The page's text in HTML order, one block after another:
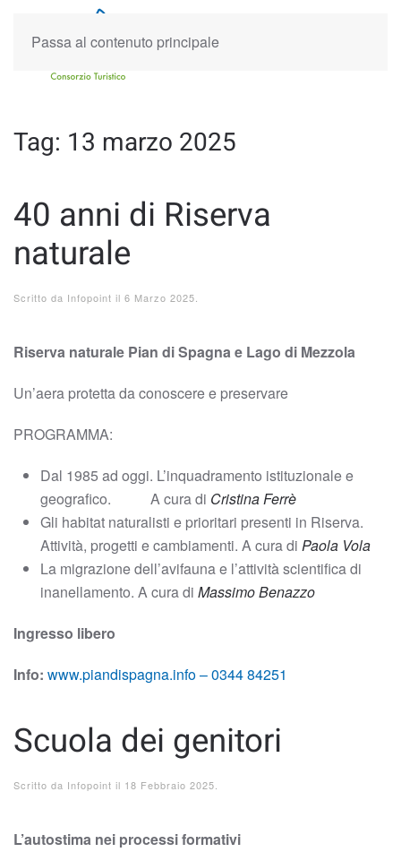
Passa al contenuto principale
Tag: 13 marzo 2025
40 anni di Riserva
naturale
Scritto da Infopoint il 6 Marzo 2025
Riserva naturale Pian di Spagna e Lago di Mezzola
Un’aera protetta da conoscere e preservare
PROGRAMMA:
Dal 1985 ad oggi. L’inquadramento istituzionale e
geografico. A cura di Cristina Ferrè
Gli habitat naturalisti e prioritari presenti in Riserva.
Attività, progetti e cambiamenti. A cura di Paola Vola
La migrazione dell’avifauna e l’attività scientifica di
inanellamento. A cura di Massimo Benazzo
Ingresso libero
Info: www.piandispagna.info –0344 84251
Scuola dei genitori
Scritto da Infopoint il 18 Febbraio 2025
L’autostima nei processi formativi